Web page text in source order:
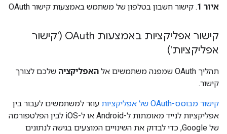
איור 1 . קישור חשבון בטלפון של משתמש באמצעות קישור OAuth
קישור אפליקציות באמצעות OAuth ('קישור
אפליקציות')
תהליך OAuth שמפנה משתמשים אל האפליקציה שלכם לצורך
קישור.
קישור מבוסס-OAuth של אפליקציות
עוזר למשתמשים לעבור בין
אפליקציות לנייד מאומתות ל-Android או ל-iOS לבין הפלטפורמה
של Google, כדי לבדוק את השינויים המוצעים בגישה לנתונים